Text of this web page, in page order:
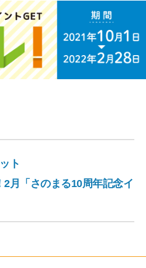
ト
2月「さのまる10周年記念イ